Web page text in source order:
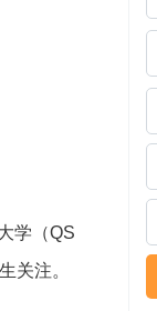
学（QS
关注。